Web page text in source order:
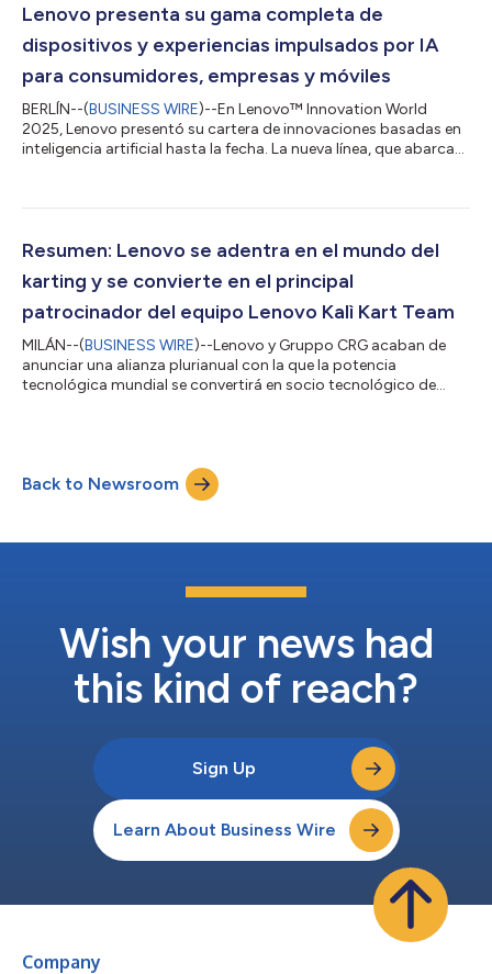
por parte de la propia Longoria. Las pequeñas y medianas
empresas son el motor de la...
Lenovo presenta su gama completa de
dispositivos y experiencias impulsados por IA
para consumidores, empresas y móviles
BERLÍN--(BUSINESS WIRE)--En Lenovo™ Innovation World
2025, Lenovo presentó su cartera de innovaciones basadas en
inteligencia artificial hasta la fecha. La nueva línea, que abarca
Motorola, refleja la visión de Lenovo de una IA más inteligente
la inteligencia híbrida en los flujos de trabajo, la creatividad y el
Resumen: Lenovo se adentra en el mundo del
karting y se convierte en el principal
patrocinador del equipo Lenovo Kalì Kart Team
MILÁN--(BUSINESS WIRE)--Lenovo y Gruppo CRG acaban de
anunciar una alianza plurianual con la que la potencia
tecnológica mundial se convertirá en socio tecnológico de
central. El comunicado en el idioma original es la versión oficial
y autorizada del mismo. Esta traducción es solamente un
medio de ayuda y deberá ser c...
Back to Newsroom
Wish your news had
this kind of reach?
Sign Up
Learn About Business Wire
Company